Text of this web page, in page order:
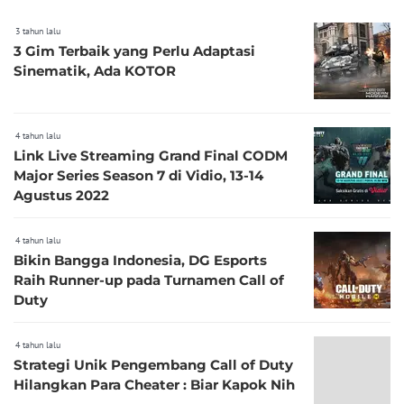
3 tahun lalu
3 Gim Terbaik yang Perlu Adaptasi
Sinematik, Ada KOTOR
4 tahun lalu
Link Live Streaming Grand Final CODM
Major Series Season 7 di Vidio, 13-14
Agustus 2022
4 tahun lalu
Bikin Bangga Indonesia, DG Esports
Raih Runner-up pada Turnamen Call of
Duty
4 tahun lalu
Strategi Unik Pengembang Call of Duty
Hilangkan Para Cheater : Biar Kapok Nih